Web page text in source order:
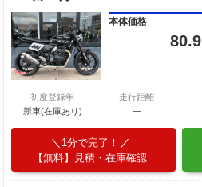
本体価格
80.9
初度登録年
新車(在庫あり)
走行距離
―
1分で完了！
【無料】見積・在庫確認